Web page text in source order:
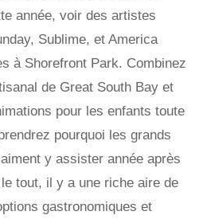
année, voir des artistes
Sublime, et America
à Shorefront Park. Combinez
de Great South Bay et
pour les enfants toute
pourquoi les grands
y assister année après
tout, il y a une riche aire de
gastronomiques et